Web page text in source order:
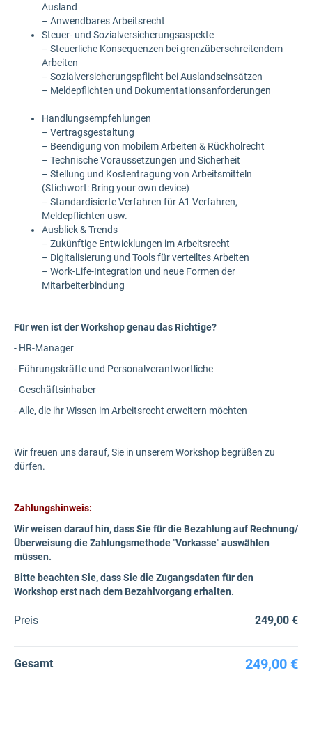
Ausland
– Anwendbares Arbeitsrecht
Steuer- und Sozialversicherungsaspekte
– Steuerliche Konsequenzen bei grenzüberschreitendem
Arbeiten
– Sozialversicherungspflicht bei Auslandseinsätzen
– Meldepflichten und Dokumentationsanforderungen
Handlungsempfehlungen
– Vertragsgestaltung
– Beendigung von mobilem Arbeiten & Rückholrecht
– Technische Voraussetzungen und Sicherheit
– Stellung und Kostentragung von Arbeitsmitteln
(Stichwort: Bring your own device)
– Standardisierte Verfahren für A1 Verfahren,
Meldepflichten usw.
Ausblick & Trends
– Zukünftige Entwicklungen im Arbeitsrecht
– Digitalisierung und Tools für verteiltes Arbeiten
– Work-Life-Integration und neue Formen der
Mitarbeiterbindung
Für wen ist der Workshop genau das Richtige?
- HR-Manager
- Führungskräfte und Personalverantwortliche
- Geschäftsinhaber
- Alle, die ihr Wissen im Arbeitsrecht erweitern möchten
Wir freuen uns darauf, Sie in unserem Workshop begrüßen zu
dürfen.
Zahlungshinweis:
Wir weisen darauf hin, dass Sie für die Bezahlung auf Rechnung/
Überweisung die Zahlungsmethode "Vorkasse" auswählen
müssen.
Bitte beachten Sie, dass Sie die Zugangsdaten für den
Workshop erst nach dem Bezahlvorgang erhalten.
Preis 249,00 €
Gesamt 249,00 €